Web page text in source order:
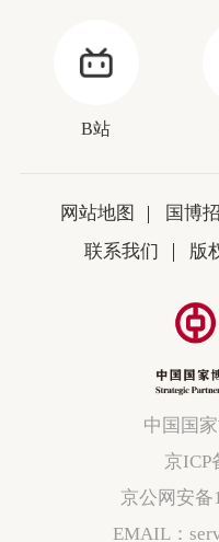
B站
网站地图 国博
联系我们
版
中国国
京ICP
京公网安备
EMAIL：